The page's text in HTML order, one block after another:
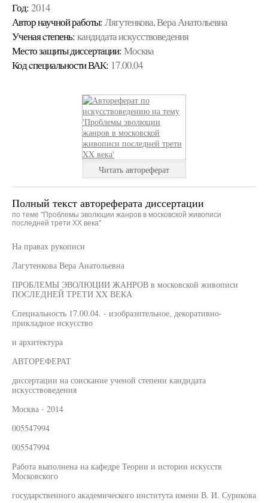
Год: 2014
Автор научной работы: Лягутенкова, Вера Анатольевна
Ученая cтепень: кандидата искусствоведения
Место защиты диссертации: Москва
Код cпециальности ВАК: 17.00.04
Читать автореферат
Полный текст автореферата диссертации
по теме "Проблемы эволюции жанров в московской живописи
последней трети XX века"
На правах рукописи
Лагутенкова Вера Анатольевна
ПРОБЛЕМЫ ЭВОЛЮЦИИ ЖАНРОВ в московской живописи
ПОСЛЕДНЕЙ ТРЕТИ XX ВЕКА
Специальность 17.00.04. - изобразительное, декоративно-
прикладное искусство
и архитектура
АВТОРЕФЕРАТ
диссертации на соискание ученой степени кандидата
искусствоведения
Москва - 2014
005547994
005547994
Работа выполнена на кафедре Теории и истории искусств
Московского
государственного академического института имени В. И. Сурикова